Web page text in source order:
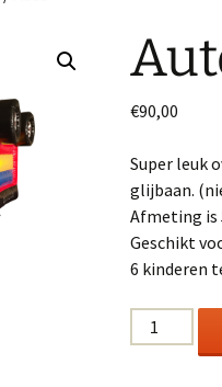
€90,00
Super leuk
glijbaan.
Afmeting is
Geschikt
6 kinderen
Auto
aantal